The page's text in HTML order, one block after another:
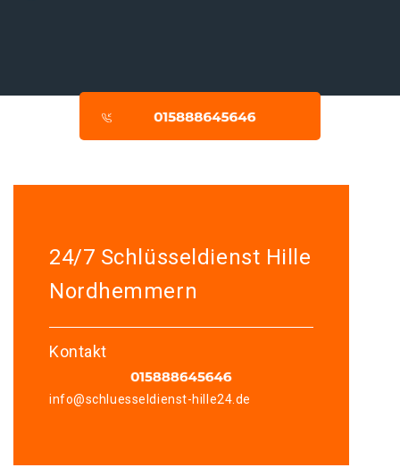
24/7 Schlüsseldienst Hille
Nordhemmern
Kontakt
info@schluesseldienst-hille24.de